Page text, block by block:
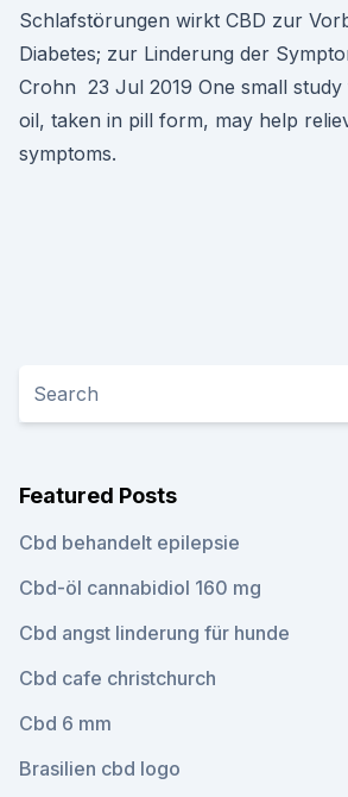
Schlafstörungen wirkt CBD zur
Diabetes; zur Linderung der
Crohn 23 Jul 2019 One small study
oil, taken in pill form, may help
symptoms.
Featured Posts
Cbd behandelt epilepsie
Cbd-öl cannabidiol 160 mg
Cbd angst linderung für hunde
Cbd cafe christchurch
Cbd 6 mm
Brasilien cbd logo